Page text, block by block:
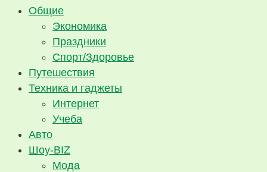
Общие
Экономика
Праздники
Спорт/Здоровье
Путешествия
Техника и гаджеты
Интернет
Учеба
Авто
Шоу-BIZ
Мода